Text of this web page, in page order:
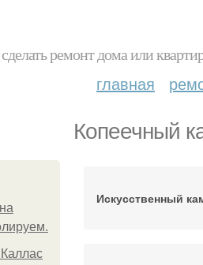
ремонт дома или
главная
Копеечный
Искусственный